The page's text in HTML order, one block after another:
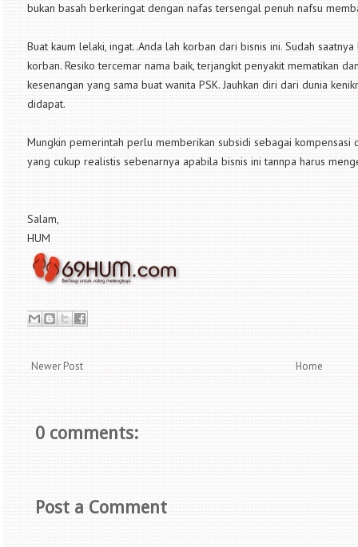
bukan basah berkeringat dengan nafas tersengal penuh nafsu
Buat kaum lelaki, ingat..Anda lah korban dari bisnis ini. Sudah
korban. Resiko tercemar nama baik, terjangkit penyakit mematikan
kesenangan yang sama buat wanita PSK. Jauhkan diri dari dunia
didapat.
Mungkin pemerintah perlu memberikan subsidi sebagai
yang cukup realistis sebenarnya apabila bisnis ini tannpa harus
Salam,
HUM
Newer Post Home
0 comments:
Post a Comment